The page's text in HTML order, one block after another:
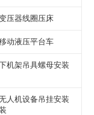
压器线圈压床
动液压平台车
机架吊具螺母安装
人机设备吊挂安装